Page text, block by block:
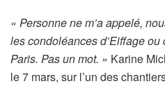
« Personne ne m’a appelé,
les condoléances d’Eiffage
Paris. Pas un mot. » Karine
le 7 mars, sur l’un des